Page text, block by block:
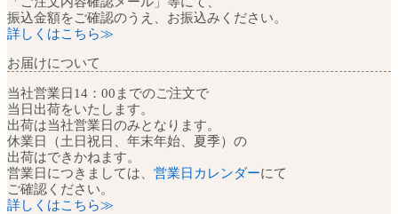
振込金額をご確認のうえ、お振込みください。
詳しくはこちら≫
お届けについて
当社営業日14：00までのご注文で
当日出荷をいたします。
出荷は当社営業日のみとなります。
休業日（土日祝日、年末年始、夏季）の
出荷はできかねます。
営業日につきましては、 営業日カレンダーにて
ご確認ください。
詳しくはこちら≫